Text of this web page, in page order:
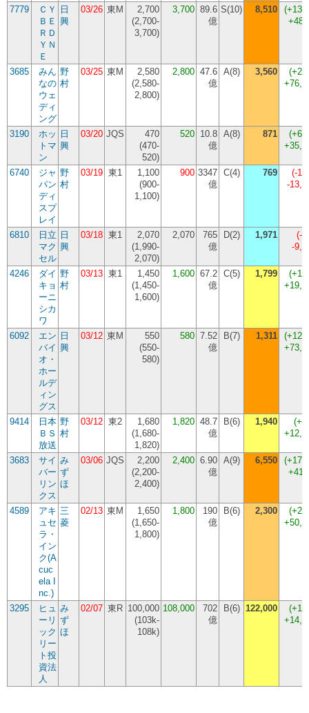
7779
ＣＹ
ＢＥ
ＲＤ
ＹＮ
Ｅ
日
興
03/26 東M
2,700
(2,700-
3,700)
3,700 89.6
億
S(10) 8,510 (
3685
みん
なの
ウェ
ディ
ング
野
村
03/25 東M
2,580
(2,580-
2,800)
2,800 47.6
億
A(8) 3,560 (
3190
ホッ
トマ
ン
日
興
03/20 JQS
470
(470-
520)
520 10.8
億
A(8) 871 (
6740
ジャ
パン
ディ
スプ
レイ
野
村
03/19 東1
1,100
(900-
1,100)
900 3347
億
C(4) 769 (-
-
6810
日立
マク
セル
日
興
03/18 東1
2,070
(1,990-
2,070)
2,070
765
億
D(2) 1,971 (-
-
4246
ダイ
キョ
ーニ
シカ
ワ
野
村
03/13 東1
1,450
(1,450-
1,600)
1,600 67.2
億
C(5) 1,799 (
6092
エン
バイ
オ・
ホー
ルデ
ィン
グス
日
興
03/12 東M
550
(550-
580)
580 7.52
億
B(7) 1,311 (
9414
日本
ＢＳ
放送
野
村
03/12 東2
1,680
(1,680-
1,820)
1,820 48.7
億
B(6) 1,940 (
3683
サイ
バー
リン
クス
み
ず
ほ
03/06 JQS
2,200
(2,200-
2,400)
2,400 6.90
億
A(9) 6,550 (
4589
アキ
ュセ
ラ・
イン
ク(A
cuc
ela I
nc.)
三
菱
02/13 東M
1,650
(1,650-
1,800)
1,800
190
億
B(6) 2,300 (
3295
ヒュ
ーリ
ック
リー
ト投
資法
人
み
ず
ほ
02/07 東R 100,000
(103k-
108k)
108,000
702
億
B(6) 122,000 (